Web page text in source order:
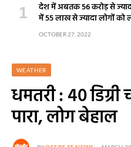
देश में अबतक 56 करोड़ से
में 55 लाख से ज्यादा लोगों को
OCTOBER 27, 2022
WEATHER
धमतरी : 40
पारा, लोग बेहाल